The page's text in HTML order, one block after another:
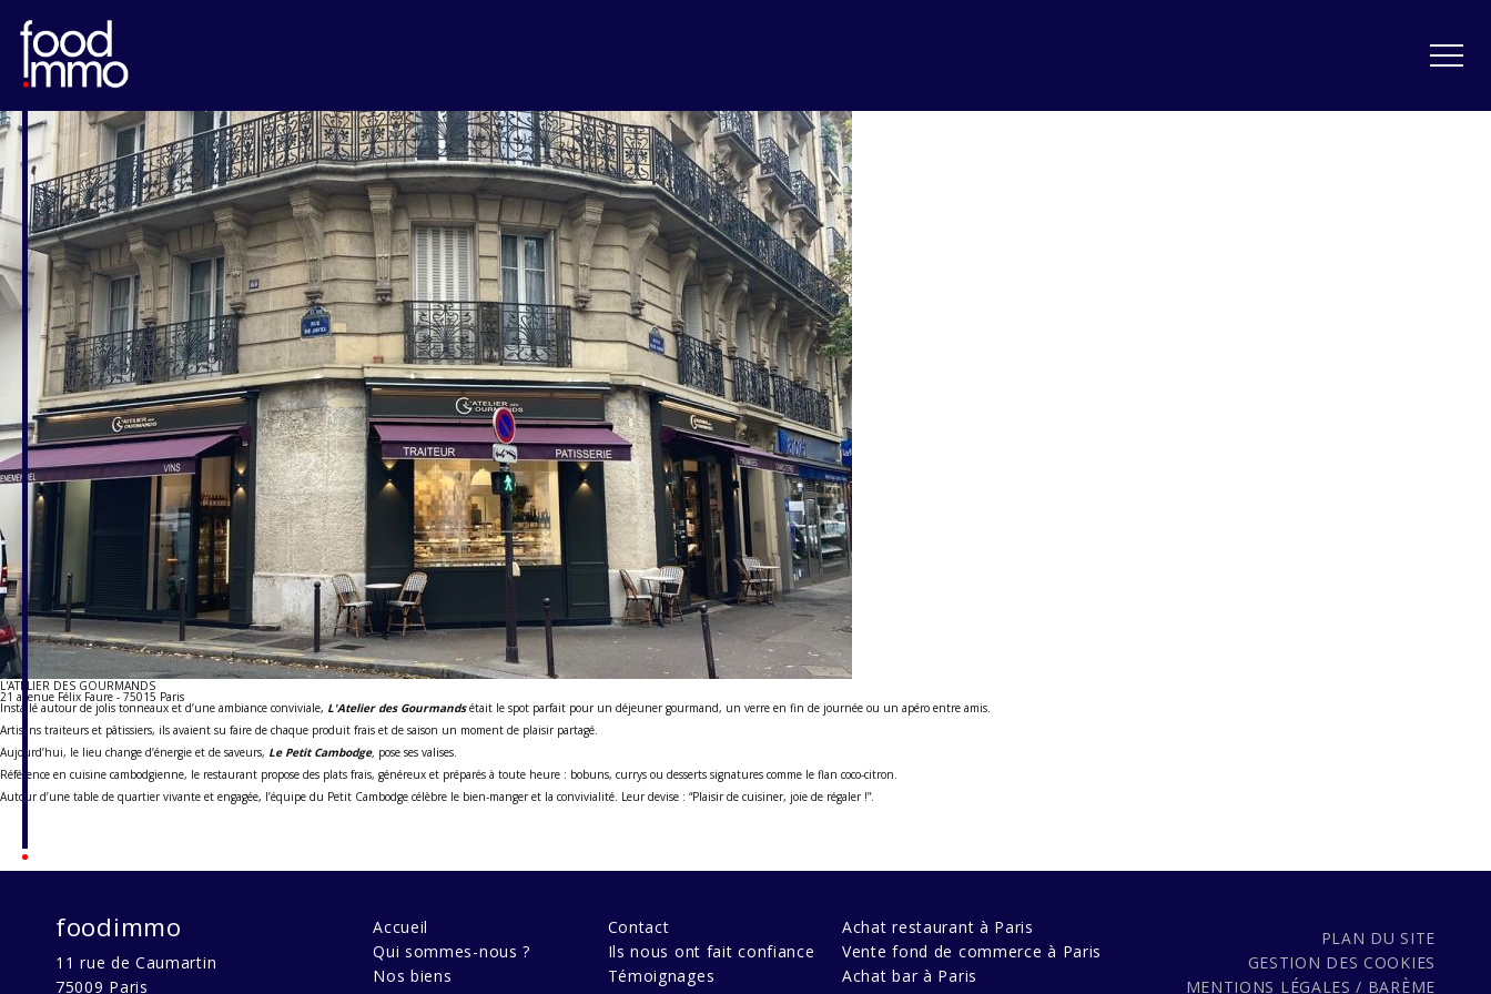
L'ATELIER DES GOURMANDS
21 avenue Félix Faure - 75015 Paris
Installé autour de jolis tonneaux et d’une ambiance conviviale, L'Atelier des Gourmandsétait le spot parfait pour un déjeuner gourmand, un verre en fin de journée ou un apéro entre amis.
Artisans traiteurs et pâtissiers, ils avaient su faire de chaque produit frais et de saison un moment de plaisir partagé.
Aujourd’hui, le lieu change d’énergie et de saveurs, Le Petit Cambodge, pose ses valises.
Référence en cuisine cambodgienne, le restaurant propose des plats frais, généreux et préparés à toute heure : bobuns, currys ou desserts signatures comme le flan coco-citron.
Autour d’une table de quartier vivante et engagée, l’équipe du Petit Cambodge célèbre le bien-manger et la convivialité. Leur devise : “Plaisir de cuisiner, joie de régaler !”.
foodimmo
11 rue de Caumartin
75009 Paris
Accueil
Qui sommes-nous ?
Nos biens
Contact
Ils nous ont fait confiance
Témoignages
Achat restaurant à Paris
Vente fond de commerce à Paris
Achat bar à Paris
PLAN DU SITE
GESTION DES COOKIES
MENTIONS LÉGALES / BARÈME